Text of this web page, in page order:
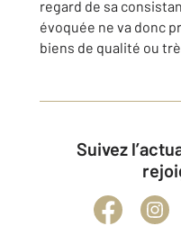
regard de sa
évoquée ne va donc
biens de qualité ou
Suivez l’actualité immobilière et